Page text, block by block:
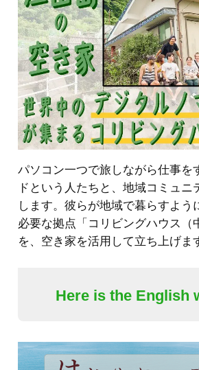
パソコン一つで旅しながら仕事を
ドという人たちと、地域コミュニ
します。彼らが地域で暮らすよう
必要な拠点「コリビングハウス（
を、空き家を活用して立ち上げま
Here is the English